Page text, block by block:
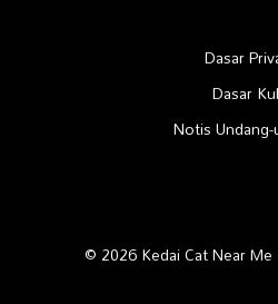
Dasar
Dasar
Notis
© 2026 Kedai Cat Near